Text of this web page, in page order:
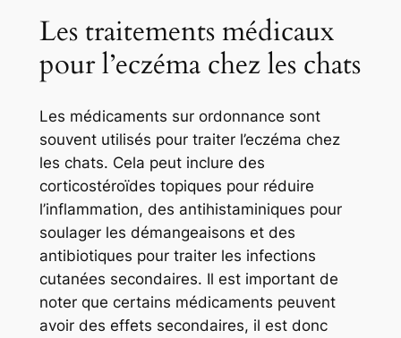
Les traitements médicaux
pour l’eczéma chez les chats
Les médicaments sur ordonnance sont
souvent utilisés pour traiter l’eczéma chez
les chats. Cela peut inclure des
corticostéroïdes topiques pour réduire
l’inflammation, des antihistaminiques pour
soulager les démangeaisons et des
antibiotiques pour traiter les infections
cutanées secondaires. Il est important de
noter que certains médicaments peuvent
avoir des effets secondaires, il est donc